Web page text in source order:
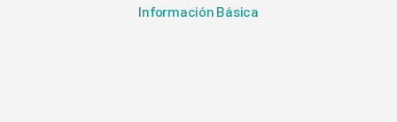
Información Básica